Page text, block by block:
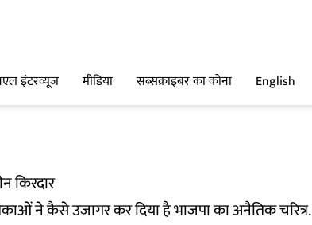
इंटरव्यूज मीडिया सब्सक्राइबर का कोना English
किरदार
ने कैसे उजागर कर दिया है भाजपा का अनैतिक चरित्र.